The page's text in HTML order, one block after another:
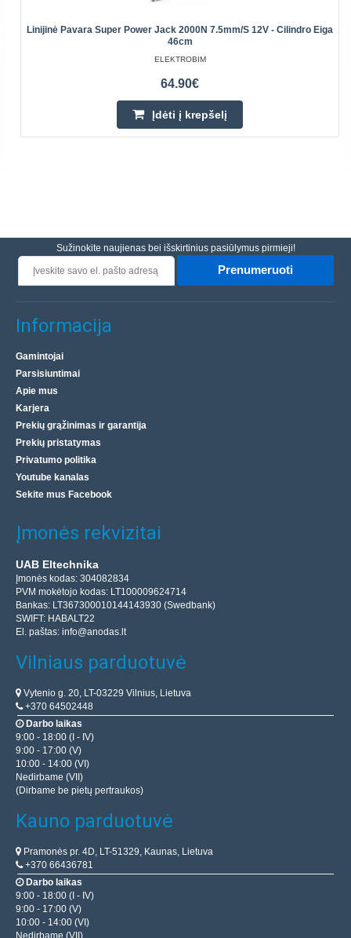
Linijinė Pavara Super Power Jack 2000N 7.5mm/s 12V - Cilindro Eiga
46cm
ELEKTROBIM
64.90€
Įdėti į krepšelį
Sužinokite naujienas bei išskirtinius pasiūlymus pirmieji!
Prenumeruoti
Informacija
Gamintojai
Parsisiuntimai
Apie mus
Karjera
Prekių grąžinimas ir garantija
Prekių pristatymas
Privatumo politika
Youtube kanalas
Sekite mus Facebook
Įmonės rekvizitai
UAB Eltechnika
Įmonės kodas: 304082834
PVM mokėtojo kodas: LT100009624714
Bankas: LT367300010144143930 (Swedbank)
SWIFT: HABALT22
El. paštas: info@anodas.lt
Vilniaus parduotuvė
Vytenio g. 20, LT-03229 Vilnius, Lietuva
+370 64502448
Darbo laikas
9:00 - 18:00 (I - IV)
9:00 - 17:00 (V)
10:00 - 14:00 (VI)
Nedirbame (VII)
(Dirbame be pietų pertraukos)
Kauno parduotuvė
Pramonės pr. 4D, LT-51329, Kaunas, Lietuva
+370 66436781
Darbo laikas
9:00 - 18:00 (I - IV)
9:00 - 17:00 (V)
10:00 - 14:00 (VI)